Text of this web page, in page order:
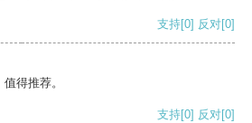
支持[0] 反对[0]
得推荐。
支持[0] 反对[0]